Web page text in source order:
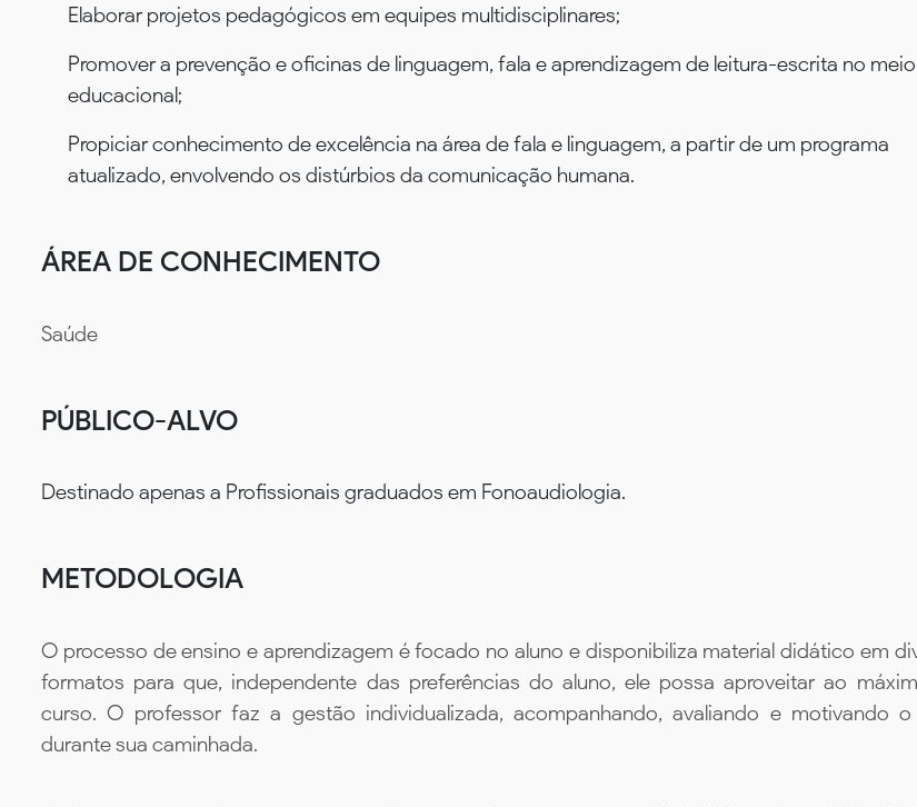
Elaborar projetos pedagógicos em equipes multidisciplinares;
Promover a prevenção e oficinas de linguagem, fala e aprendizagem de leitura-escrita no meio
educacional;
Propiciar conhecimento de excelência na área de fala e linguagem, a partir de um programa
atualizado, envolvendo os distúrbios da comunicação humana.
ÁREA DE CONHECIMENTO
Saúde
PÚBLICO-ALVO
Destinado apenas a Profissionais graduados em Fonoaudiologia.
METODOLOGIA
O processo de ensino e aprendizagem é focado no aluno e disponibiliza material didático em
formatos para que, independente das preferências do aluno, ele possa aproveitar ao
curso. O professor faz a gestão individualizada, acompanhando, avaliando e motivando o
durante sua caminhada.